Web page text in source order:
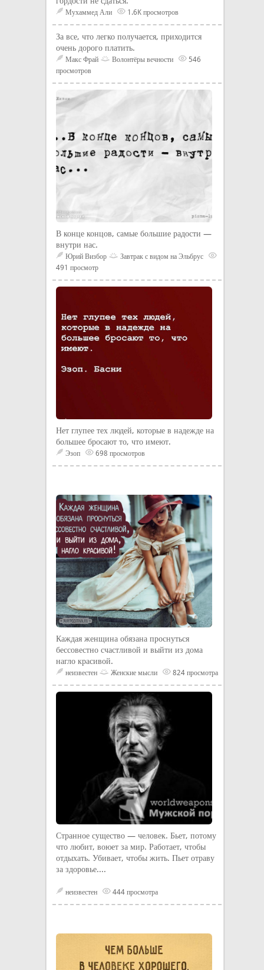
Мухаммед Али 1.6K просмотров
За все, что легко получается, приходится
очень дорого платить.
Макс Фрай Волонтёры вечности
546
просмотров
В конце концов, самые большие радости —
внутри нас.
Юрий Визбор
Завтрак с видом на Эльбрус
491 просмотр
Нет глупее тех людей, которые в надежде на
большее бросают то, что имеют.
Эзоп 698 просмотров
Каждая женщина обязана проснуться
бессовестно счастливой и выйти из дома
нагло красивой.
неизвестен Женские мысли 824 просмотра
Странное существо — человек. Бьет, потому
что любит, воюет за мир. Работает, чтобы
отдыхать. Убивает, чтобы жить. Пьет отраву
за здоровье....
неизвестен 444 просмотра